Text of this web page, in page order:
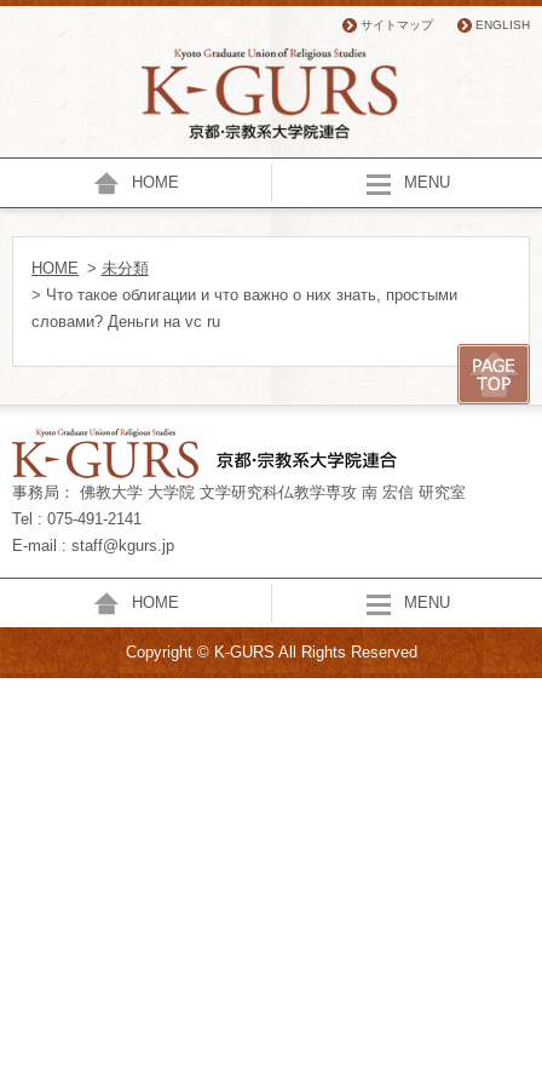
サイトマップ ENGLISH
HOME MENU
HOME > 未分類
> Что такое облигации и что важно о них знать, простыми
словами? Деньги на vc ru
事務局： 佛教大学 大学院 文学研究科仏教学専攻 南 宏信 研究室
Tel : 075-491-2141
E-mail : staff@kgurs.jp
HOME MENU
Copyright © K-GURS All Rights Reserved